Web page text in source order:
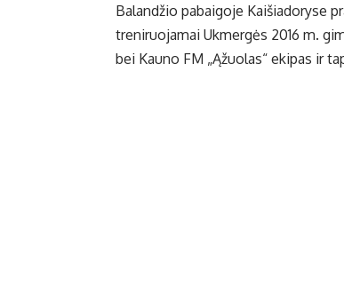
Balandžio pabaigoje Kaišiadoryse
treniruojamai Ukmergės 2016 m.
bei Kauno FM „Ąžuolas“ ekipas ir